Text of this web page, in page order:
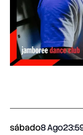
sábado8 Ago